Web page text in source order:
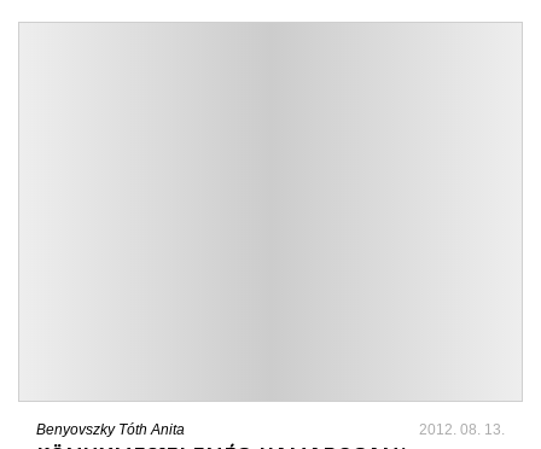
Benyovszky Tóth Anita 2012. 08. 13.